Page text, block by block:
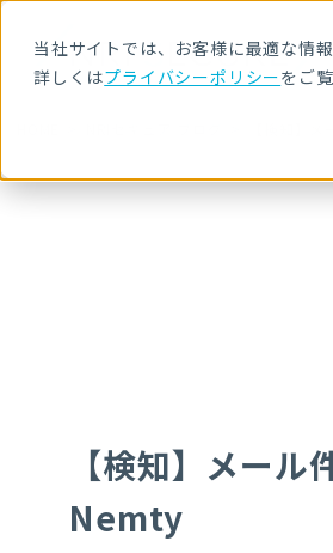
当社サイトでは、お客様に最適な情
詳しくはプライバシーポリシーをご
【検知】メー
Nemty